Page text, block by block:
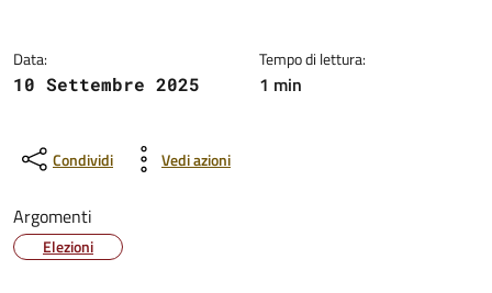
Data:
10 Settembre 2025
Tempo di lettura:
1 min
Condividi Vedi azioni
Argomenti
Elezioni